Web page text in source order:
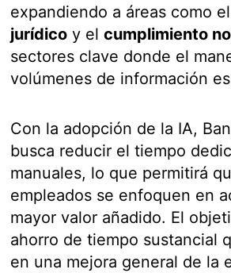
expandiendo a áreas como
jurídico y elcumplimiento
sectores clave donde el
volúmenes de información
Con la adopción de la IA,
busca reducir el tiempo
manuales, lo que permitirá
empleados se enfoquen en
mayor valor añadido. El
ahorro de tiempo sustancial
en una mejora general de la